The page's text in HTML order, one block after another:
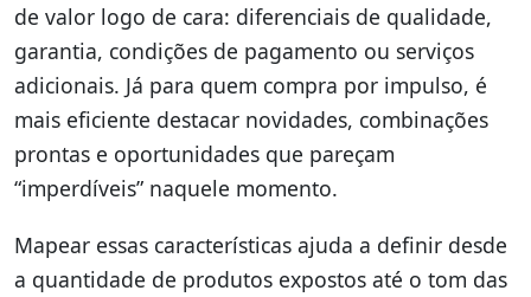
de valor logo de cara: diferenciais de qualidade,
garantia, condições de pagamento ou serviços
adicionais. Já para quem compra por impulso, é
mais eficiente destacar novidades, combinações
prontas e oportunidades que pareçam
“imperdíveis” naquele momento.
Mapear essas características ajuda a definir desde
a quantidade de produtos expostos até o tom das